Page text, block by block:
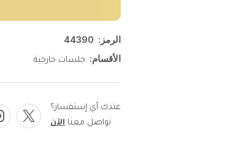
الرمز: 44390
الأقسام: جلسات خارجية
عندك أي إستفسار؟
تواصل معنا الآن